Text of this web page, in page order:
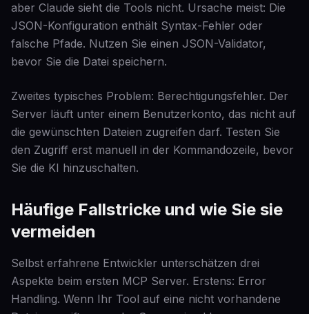
aber Claude sieht die Tools nicht. Ursache meist: Die
JSON-Konfiguration enthält Syntax-Fehler oder
falsche Pfade. Nutzen Sie einen JSON-Validator,
bevor Sie die Datei speichern.
Zweites typisches Problem: Berechtigungsfehler. Der
Server läuft unter einem Benutzerkonto, das nicht auf
die gewünschten Dateien zugreifen darf. Testen Sie
den Zugriff erst manuell in der Kommandozeile, bevor
Sie die KI hinzuschalten.
Häufige Fallstricke und wie Sie sie
vermeiden
Selbst erfahrene Entwickler unterschätzen drei
Aspekte beim ersten MCP Server. Erstens: Error
Handling. Wenn Ihr Tool auf eine nicht vorhandene